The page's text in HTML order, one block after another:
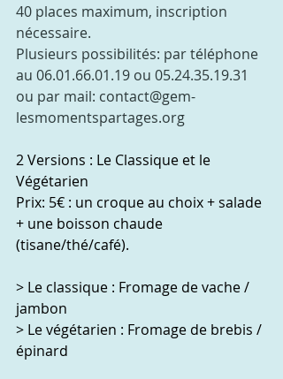
40 places maximum, inscription
nécessaire.
Plusieurs possibilités: par téléphone
au 06.01.66.01.19 ou 05.24.35.19.31
ou par mail: contact@gem-
lesmomentspartages.org
2 Versions : Le Classique et le
Végétarien
Prix: 5€ : un croque au choix + salade
+ une boisson chaude
(tisane/thé/café).
> Le classique : Fromage de vache /
jambon
> Le végétarien : Fromage de brebis /
épinard